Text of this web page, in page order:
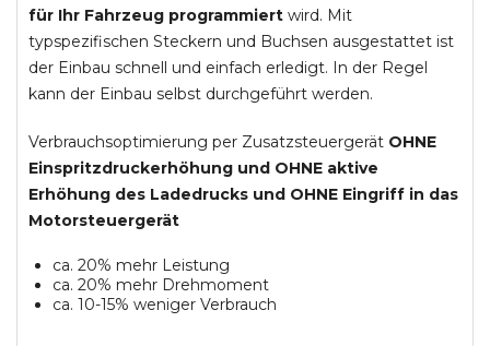
für Ihr Fahrzeug programmiert wird. Mit
typspezifischen Steckern und Buchsen ausgestattet ist
der Einbau schnell und einfach erledigt. In der Regel
kann der Einbau selbst durchgeführt werden.
Verbrauchsoptimierung per Zusatzsteuergerät OHNE
Einspritzdruckerhöhung und OHNE aktive
Erhöhung des Ladedrucks und OHNE Eingriff in das
Motorsteuergerät
ca. 20% mehr Leistung
ca. 20% mehr Drehmoment
ca. 10-15% weniger Verbrauch